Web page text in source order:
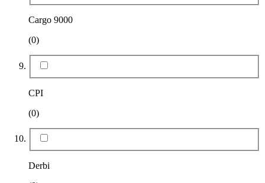
Cargo 9000
(0)
CPI
(0)
Derbi